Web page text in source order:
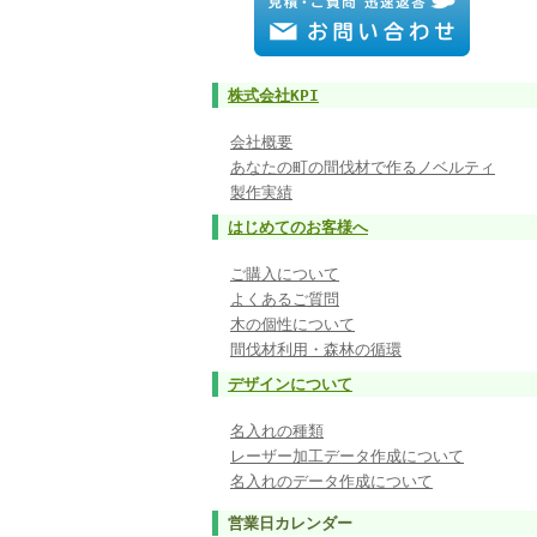
株式会社KPI
会社概要
あなたの町の間伐材で作るノベルティ
製作実績
はじめてのお客様へ
ご購入について
よくあるご質問
木の個性について
間伐材利用・森林の循環
デザインについて
名入れの種類
レーザー加工データ作成について
名入れのデータ作成について
営業日カレンダー